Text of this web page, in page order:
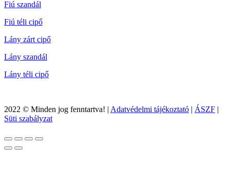
Fiú szandál
Fiú téli cipő
Lány zárt cipő
Lány szandál
Lány téli cipő
2022 © Minden jog fenntartva! | Adatvédelmi tájékoztató | ÁSZF |
Süti szabályzat